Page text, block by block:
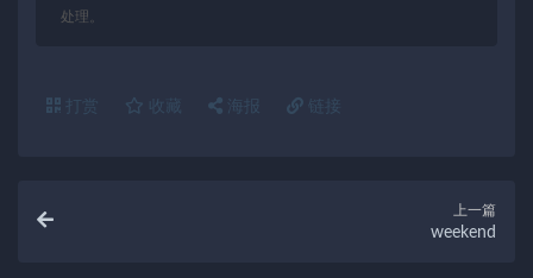
处理。
打赏 收藏 海报 链接
上一篇
weekend